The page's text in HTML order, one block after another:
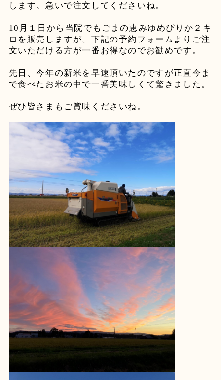
します。急いで注文してくださいね。
10月１日から当院でもごまの恵みゆめぴりか２キ
ロを販売しますが、下記の予約フォームよりご注
文いただける方が一番お得なのでお勧めです。
先日、今年の新米を早速頂いたのですが正直今ま
で食べたお米の中で一番美味しくて驚きました。
ぜひ皆さまもご賞味くださいね。